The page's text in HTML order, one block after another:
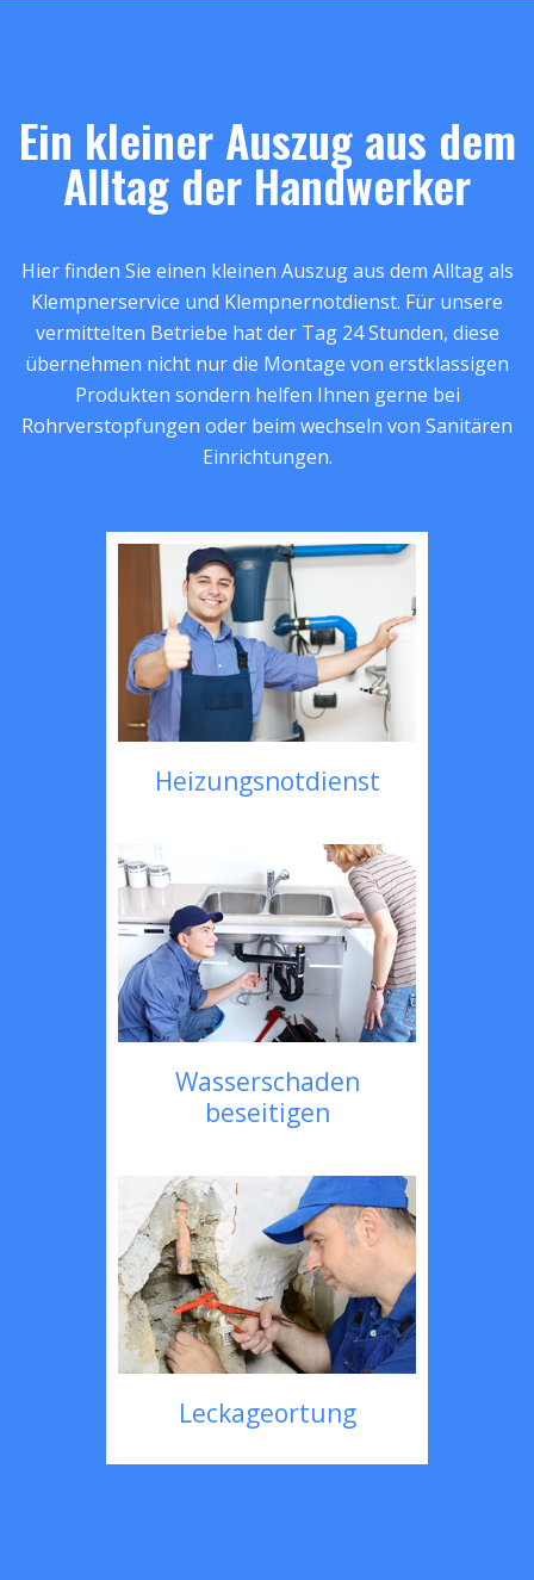
Ein kleiner Auszug aus dem
Alltag der Handwerker
Hier finden Sie einen kleinen Auszug aus dem Alltag als
Klempnerservice und Klempnernotdienst. Für unsere
vermittelten Betriebe hat der Tag 24 Stunden, diese
übernehmen nicht nur die Montage von erstklassigen
Produkten sondern helfen Ihnen gerne bei
Rohrverstopfungen oder beim wechseln von Sanitären
Einrichtungen.
Heizungsnotdienst
Wasserschaden
beseitigen
Leckageortung